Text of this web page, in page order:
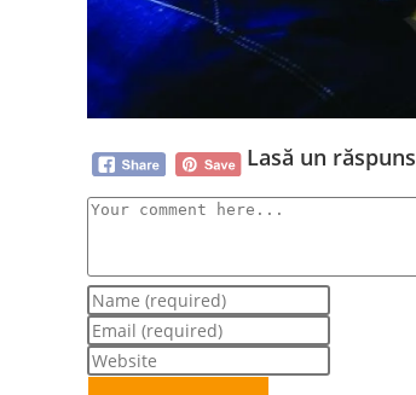
Lasă un răspuns